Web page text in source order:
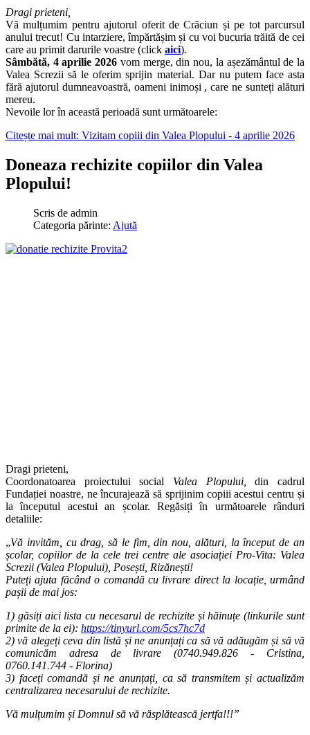
Dragi prieteni,
Vă mulțumim pentru ajutorul oferit de Crăciun și pe tot parcursul
anului trecut! Cu intarziere, împărtășim și cu voi bucuria trăită de cei
care au primit darurile voastre (click aici).
Sâmbătă, 4 aprilie 2026 vom merge, din nou, la așezământul de la
Valea Screzii să le oferim sprijin material. Dar nu putem face asta
fără ajutorul dumneavoastră, oameni inimoși , care ne sunteți alături
mereu.
Nevoile lor în această perioadă sunt următoarele:
Citește mai mult: Vizitam copiii din Valea Plopului - 4 aprilie 2026
Doneaza rechizite copiilor din Valea
Plopului!
Scris de admin
Categoria părinte: Ajută
Dragi prieteni,
Coordonatoarea proiectului social Valea Plopului,din cadrul
Fundației noastre, ne încurajează să sprijinim copiii acestui centru și
la începutul acestui an școlar. Regăsiți în următoarele rânduri
detaliile:
„Vă invităm, cu drag, să le fim, din nou, alături, la început de an
școlar, copiilor de la cele trei centre ale asociației Pro-Vita: Valea
Screzii (Valea Plopului), Posești, Rizănești!
Puteți ajuta făcând o comandă cu livrare direct la locație, urmând
pașii de mai jos:
1) găsiți aici lista cu necesarul de rechizite și hăinuțe (linkurile sunt
primite de la ei): https://tinyurl.com/5cs7hc7d
2) vă alegeți ceva din listă și ne anunțați ca să vă adăugăm și să vă
comunicăm adresa de livrare (0740.949.826 - Cristina,
0760.141.744 - Florina)
3) faceți comandă și ne anunțați, ca să transmitem și actualizăm
centralizarea necesarului de rechizite.
Vă mulțumim și Domnul să vă răsplătească jertfa!!!”